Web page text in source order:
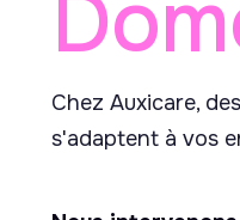
Chez Auxicare,
s'adaptent à vos